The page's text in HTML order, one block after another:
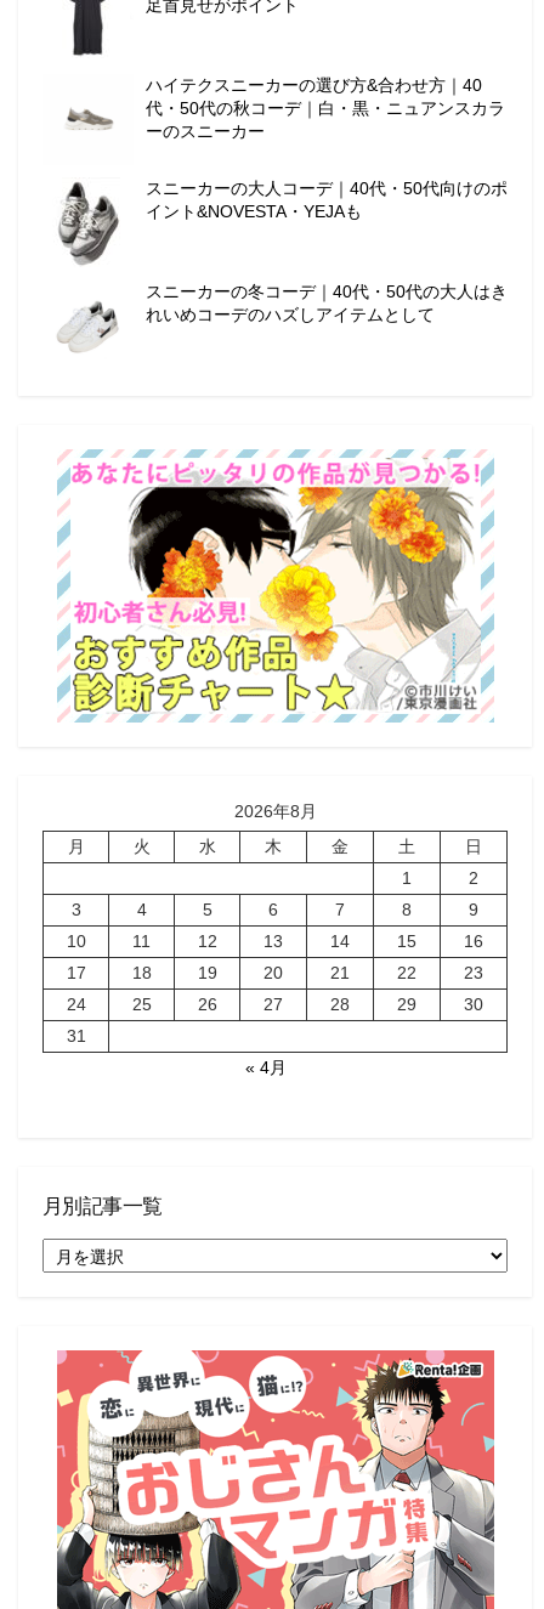
足首見せがポイント
ハイテクスニーカーの選び方&合わせ方｜40
代・50代の秋コーデ｜白・黒・ニュアンスカラ
ーのスニーカー
スニーカーの大人コーデ｜40代・50代向けのポ
イント&NOVESTA・YEJAも
スニーカーの冬コーデ｜40代・50代の大人はき
れいめコーデのハズしアイテムとして
2026年8月
月
火 水 木 金 土
日
1
2
3
4 5 6 7 8
9
10
11 12 13 14 15
16
17
18 19 20 21 22
23
24
25 26 27 28 29
30
31
« 4月
月別記事一覧
別
覧